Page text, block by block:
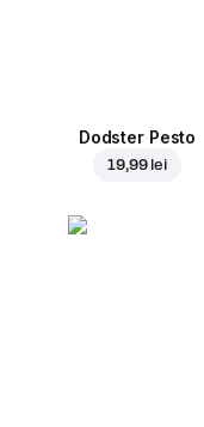
Dodster Pesto
19,99 lei